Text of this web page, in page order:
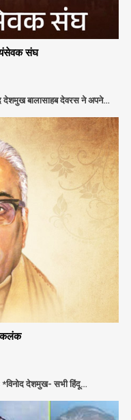
संघ
देशमुख बालासाहब देवरस ने अपने…
कलंक
*विनोद देशमुख- सभी हिंदू…